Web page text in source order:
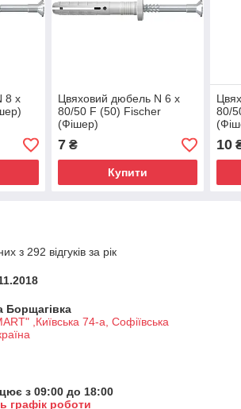
8 x
Цвяховий дюбель N 6 x
80/50 F (50) Fischer
(Фішер)
7₴
Купити
80/
10
з 292 відгуків за рік
Борщагівка
,Київська 74-a, Софіївська
з 09:00 до 18:00
графік роботи